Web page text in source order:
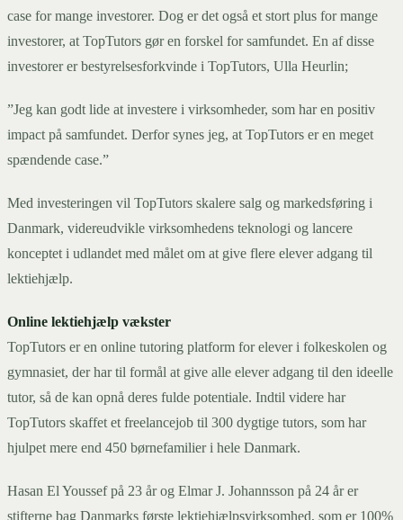
case for mange investorer. Dog er det også et stort plus for mange
investorer, at TopTutors gør en forskel for samfundet. En af disse
investorer er bestyrelsesforkvinde i TopTutors, Ulla Heurlin;
”Jeg kan godt lide at investere i virksomheder, som har en positiv
impact på samfundet. Derfor synes jeg, at TopTutors er en meget
spændende case.”
Med investeringen vil TopTutors skalere salg og markedsføring i
Danmark, videreudvikle virksomhedens teknologi og lancere
konceptet i udlandet med målet om at give flere elever adgang til
lektiehjælp.
Online lektiehjælp vækster
TopTutors er en online tutoring platform for elever i folkeskolen og
gymnasiet, der har til formål at give alle elever adgang til den ideelle
tutor, så de kan opnå deres fulde potentiale. Indtil videre har
TopTutors skaffet et freelancejob til 300 dygtige tutors, som har
hjulpet mere end 450 børnefamilier i hele Danmark.
Hasan El Youssef på 23 år og Elmar J. Johannsson på 24 år er
stifterne bag Danmarks første lektiehjælpsvirksomhed, som er 100%